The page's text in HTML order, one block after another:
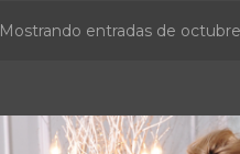
Mostrando entradas de